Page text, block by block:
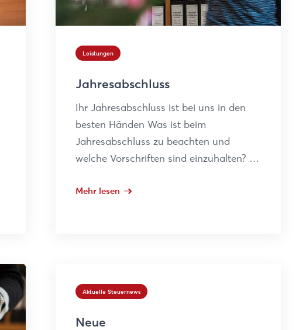
Leistungen
Jahresabschluss
Ihr Jahresabschluss ist bei uns in den
besten Händen Was ist beim
Jahresabschluss zu beachten und
welche Vorschriften sind einzuhalten? …
Mehr lesen
Aktuelle Steuernews
Neue